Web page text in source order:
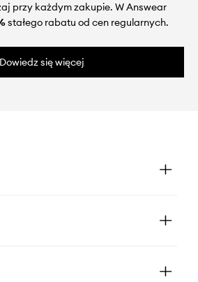
przy każdym zakupie. W Answear
stałego rabatu od cen regularnych.
Dowiedz się więcej